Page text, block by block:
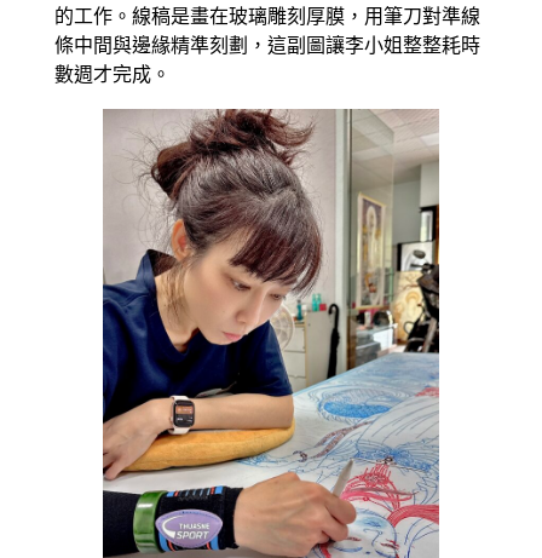
的工作。線稿是畫在玻璃雕刻厚膜，用筆刀對準線
條中間與邊緣精準刻劃，這副圖讓李小姐整整耗時
數週才完成。